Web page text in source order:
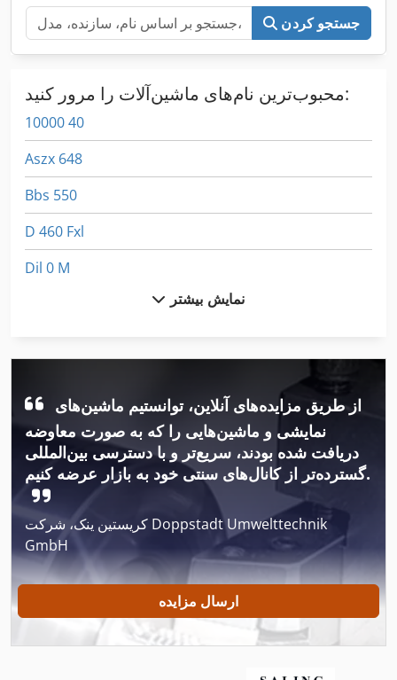
جستجو کردن
محبوب‌ترین نام‌های ماشین‌آلات را مرور کنید:
10000 40
Aszx 648
Bbs 550
D 460 Fxl
Dil 0 M
Fz 0
Ga 50 Vsd
Glw 4
Gws 25 230
Hsc 20 Linear
Meh 5 2 1 8 B
نمایش بیشتر
نمایشی و ماشین‌هایی را که به صورت معاوضه
دریافت شده بودند، سریع‌تر و با دسترسی بین‌المللی
گسترده‌تر از کانال‌های سنتی خود به بازار عرضه کنیم.
کریستین ینک، شرکت Doppstadt Umwelttechnik
GmbH
ارسال مزایده